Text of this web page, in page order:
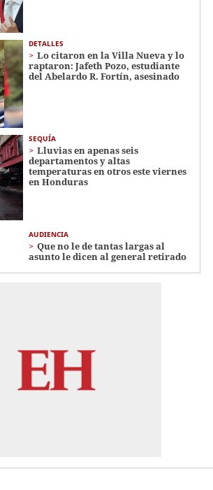
DETALLES
Lo citaron en la Villa Nueva y lo
raptaron: Jafeth Pozo, estudiante
del Abelardo R. Fortín, asesinado
SEQUÍA
Lluvias en apenas seis
departamentos y altas
temperaturas en otros este viernes
en Honduras
AUDIENCIA
Que no le de tantas largas al
asunto le dicen al general retirado